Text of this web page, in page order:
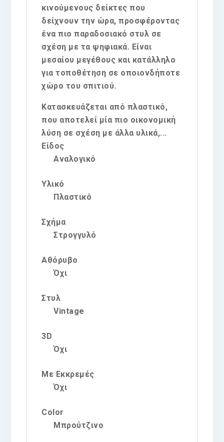
κινούμενους δείκτες που
δείχνουν την ώρα, προσφέροντας
ένα πιο παραδοσιακό στυλ σε
σχέση με τα ψηφιακά. Είναι
μεσαίου μεγέθους και κατάλληλο
για τοποθέτηση σε οποιονδήποτε
χώρο του σπιτιού.
Κατασκευάζεται από πλαστικό,
που αποτελεί μία πιο οικονομική
λύση σε σχέση με άλλα υλικά,...
Είδος
Αναλογικό
Υλικό
Πλαστικό
Σχήμα
Στρογγυλό
Αθόρυβο
Όχι
Στυλ
Vintage
3D
Όχι
Με Εκκρεμές
Όχι
Color
Μπρούτζινο